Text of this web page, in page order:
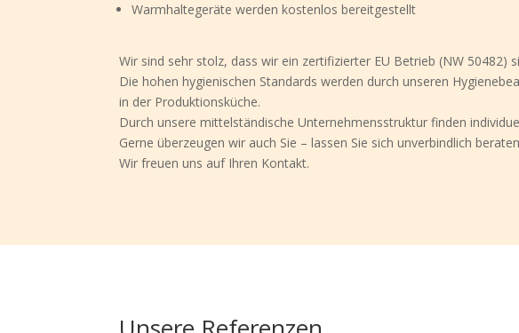
Warmhaltegeräte werden kostenlos bereitgestellt
Wir sind sehr stolz, dass wir ein zertifizierter EU Betrieb (NW 50482)
Die hohen hygienischen Standards werden durch unseren
in der Produktionsküche.
Durch unsere mittelständische Unternehmensstruktur finden
Gerne überzeugen wir auch Sie – lassen Sie sich unverbindlich
Wir freuen uns auf Ihren Kontakt.